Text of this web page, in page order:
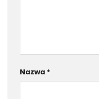
Nazwa *